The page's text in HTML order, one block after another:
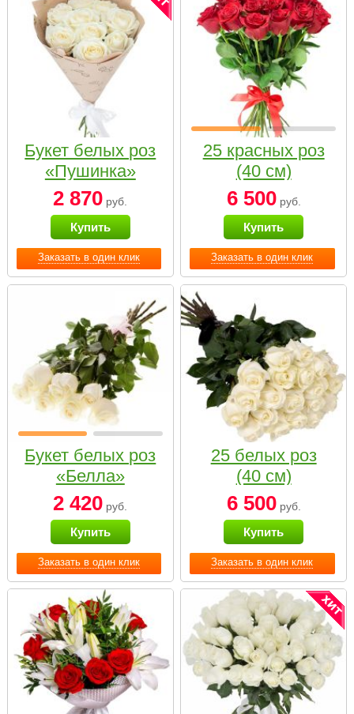
Заказать в один клик
Букет белых роз
«Пушинка»
2 870 руб.
Купить
Заказать в один клик
25 красных роз
(40 см)
6 500руб.
Купить
Заказать в один клик
Букет белых роз
«Белла»
2 420 руб.
Купить
Заказать в один клик
25 белых роз
(40 см)
6 500руб.
Купить